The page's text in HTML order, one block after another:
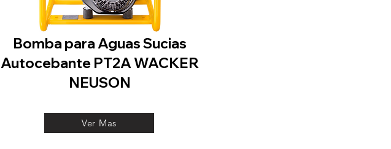
Bomba para Aguas Sucias
Autocebante PT2A WACKER
NEUSON
Ver Mas